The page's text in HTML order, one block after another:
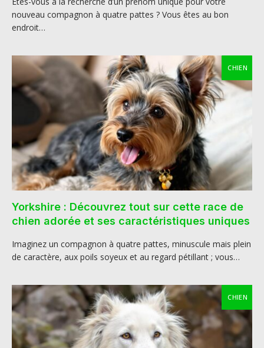
nouveau compagnon à quatre pattes ? Vous êtes au bon
endroit…
CHIEN
Yorkshire : Découvrez tout sur cette race de
chien adorée et ses caractéristiques uniques
Imaginez un compagnon à quatre pattes, minuscule mais plein
de caractère, aux poils soyeux et au regard pétillant ; vous…
CHIEN